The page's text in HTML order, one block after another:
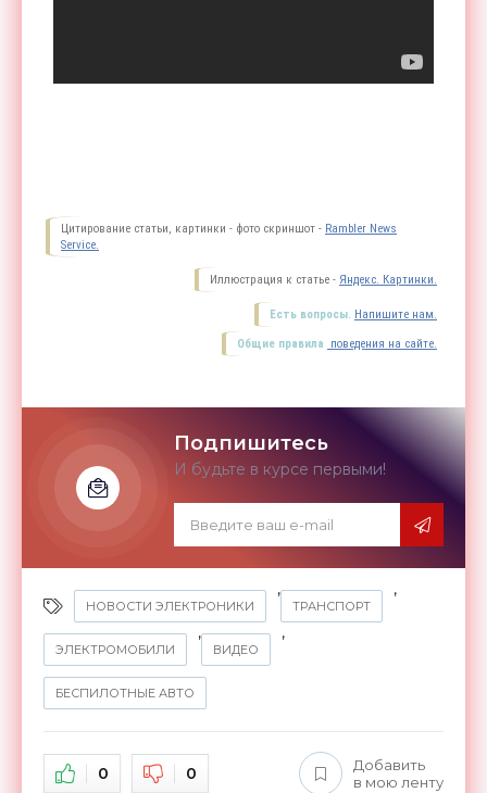
Цитирование статьи, картинки - фото скриншот - Rambler News
Service.
Иллюстрация к статье - Яндекс. Картинки.
Есть вопросы. Напишите нам.
Общие правила поведения на сайте.
Подпишитесь
И будьте в курсе первыми!
НОВОСТИ ЭЛЕКТРОНИКИ
,
ТРАНСПОРТ
,
ЭЛЕКТРОМОБИЛИ
,
ВИДЕО
,
БЕСПИЛОТНЫЕ АВТО
0 0
Добавить
в мою ленту